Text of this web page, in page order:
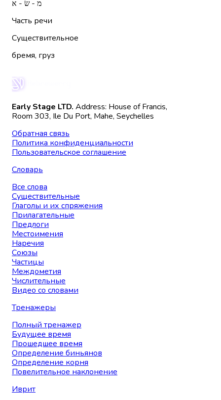
מ - שׂ - א
Часть речи
Существительное
бремя, груз
Early Stage LTD. Address: House of Francis,
Room 303, Ile Du Port, Mahe, Seychelles
Обратная связь
Политика конфиденциальности
Пользовательское соглашение
Словарь
Все слова
Существительные
Глаголы и их спряжения
Прилагательные
Предлоги
Местоимения
Наречия
Союзы
Частицы
Междометия
Числительные
Видео со словами
Тренажеры
Полный тренажер
Будущее время
Прошедшее время
Определение биньянов
Определение корня
Повелительное наклонение
Иврит